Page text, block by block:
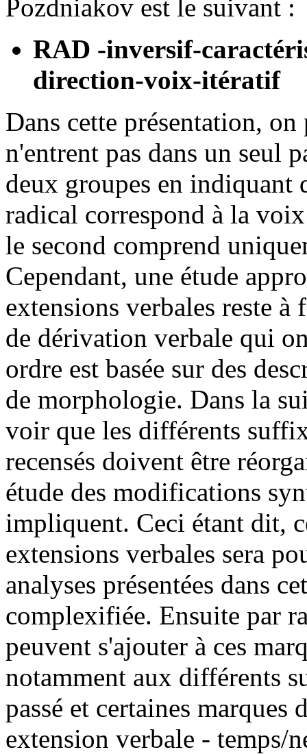
Pozdniakov est le suivant :
RAD -inversif-
direction-voix-itératif
Dans cette présentation,
n'entrent pas dans un seul
deux groupes en indiquant
radical correspond à la
le second comprend
Cependant, une étude
extensions verbales reste
de dérivation verbale qui
ordre est basée sur des
de morphologie. Dans la
voir que les différents
recensés doivent être
étude des modifications
impliquent. Ceci étant dit,
extensions verbales sera
analyses présentées dans
complexifiée. Ensuite par
peuvent s'ajouter à ces
notamment aux différents
passé et certaines
extension verbale - temps/